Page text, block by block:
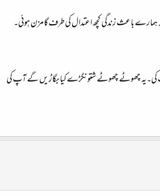
باعث زندگی کچھ اعتدال کی طرف گامزن ہوئی۔
کی۔یہ چھوٹے چھوٹے شتونگڑے کیا بگاڑیں گے آپ کی